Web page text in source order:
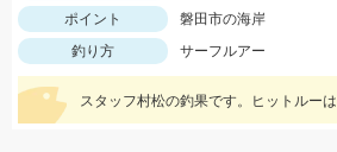
ポイント
磐田市の海岸
釣り方
サーフルアー